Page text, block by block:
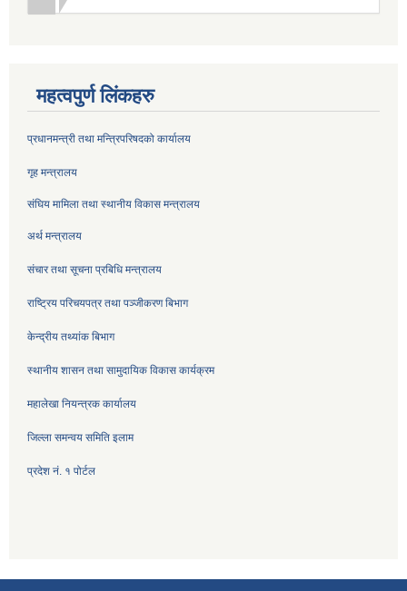
महत्वपुर्ण लिंकहरु
प्रधानमन्त्री तथा मन्त्रिपरिषदको कार्यालय
गृह मन्त्रालय
संघिय मामिला तथा स्थानीय विकास मन्त्रालय
अर्थ मन्त्रालय
संचार तथा सूचना प्रबिधि मन्त्रालय
राष्ट्रिय परिचयपत्र तथा पञ्जीकरण बिभाग
केन्द्रीय तथ्यांक बिभाग
स्थानीय शासन तथा सामुदायिक विकास कार्यक्रम
महालेखा नियन्त्रक कार्यालय
जिल्ला समन्वय समिति इलाम
प्रदेश नं. १ पोर्टल